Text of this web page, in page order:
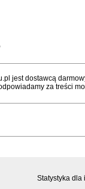
jest dostawcą
za treści
Statystyka